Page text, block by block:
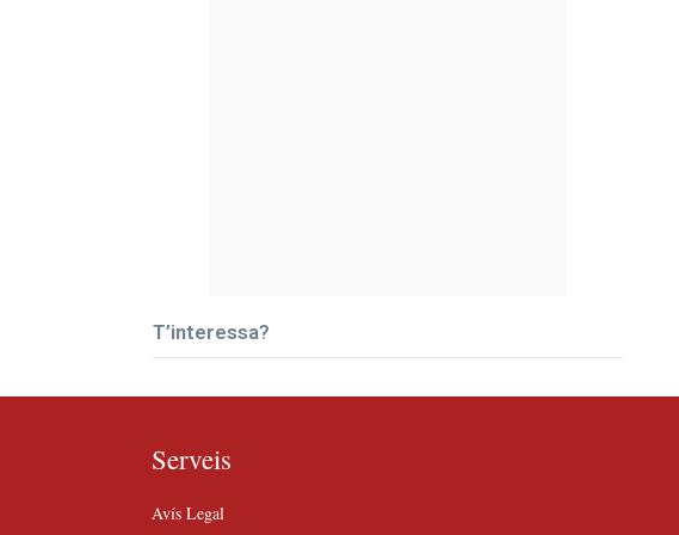
T’interessa?
Serveis
Avís Legal